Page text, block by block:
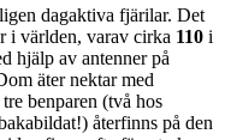
dagaktiva fjärilar. Det
i världen, varav cirka 110 i
hjälp av antenner på
äter nektar med
benparen (två hos
återfinns på den